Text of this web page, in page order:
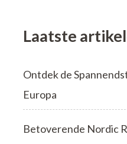
Laatste
Ontdek de
Europa
Betoverende Nordic